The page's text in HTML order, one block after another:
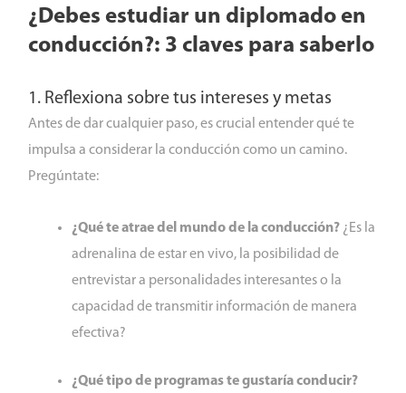
¿Debes estudiar un diplomado en
conducción?: 3 claves para saberlo
1. Reflexiona sobre tus intereses y metas
Antes de dar cualquier paso, es crucial entender qué te
impulsa a considerar la conducción como un camino.
Pregúntate:
¿Qué te atrae del mundo de la conducción? ¿Es la
adrenalina de estar en vivo, la posibilidad de
entrevistar a personalidades interesantes o la
capacidad de transmitir información de manera
efectiva?
¿Qué tipo de programas te gustaría conducir?